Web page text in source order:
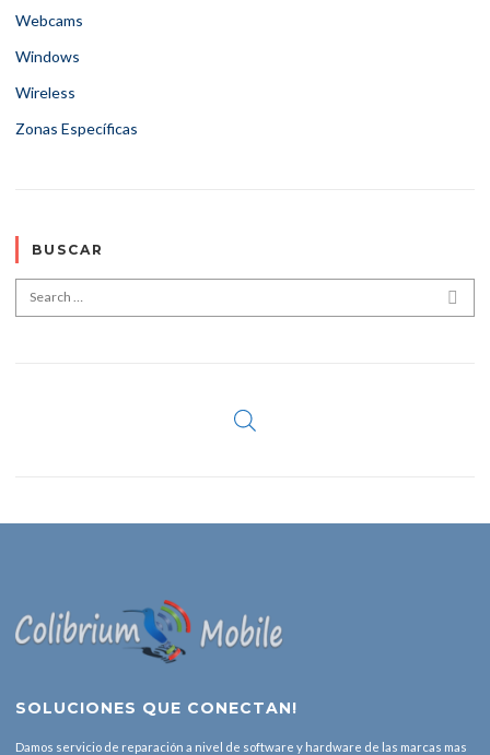
Webcams
Windows
Wireless
Zonas Específicas
BUSCAR
Search for:
SOLUCIONES QUE CONECTAN!
Damos servicio de reparación a nivel de software y hardware de las marcas mas